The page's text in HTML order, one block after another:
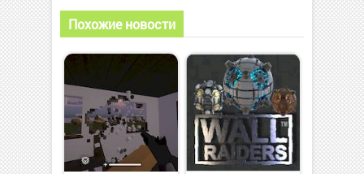
Похожие новости